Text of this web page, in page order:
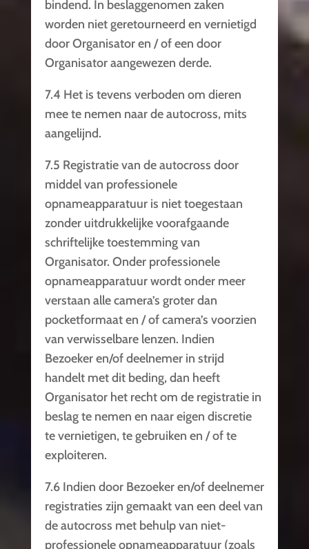
bindend. In beslaggenomen zaken
worden niet geretourneerd en vernietigd
door Organisator en / of een door
Organisator aangewezen derde.
7.4 Het is tevens verboden om dieren
mee te nemen naar de autocross, mits
aangelijnd.
7.5 Registratie van de autocross door
middel van professionele
opnameapparatuur is niet toegestaan
zonder uitdrukkelijke voorafgaande
schriftelijke toestemming van
Organisator. Onder professionele
opnameapparatuur wordt onder meer
verstaan alle camera’s groter dan
pocketformaat en / of camera’s voorzien
van verwisselbare lenzen. Indien
Bezoeker en/of deelnemer in strijd
handelt met dit beding, dan heeft
Organisator het recht om de registratie in
beslag te nemen en naar eigen discretie
te vernietigen, te gebruiken en / of te
exploiteren.
7.6 Indien door Bezoeker en/of deelnemer
registraties zijn gemaakt van een deel van
de autocross met behulp van niet-
professionele opnameapparatuur (zoals